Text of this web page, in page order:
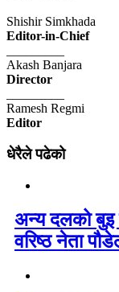
Shishir Simkhada
Editor-in-Chief
Akash Banjara
Director
Ramesh Regmi
Editor
धेरैले पढेको
अन्य दलको बुइ
वरिष्ठ नेता